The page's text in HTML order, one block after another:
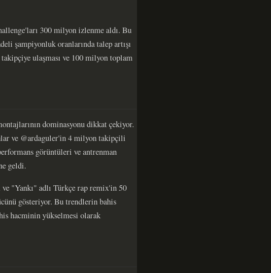
300 milyon izlenme aldı. Bu
şampiyonluk oranlarında talep artışı
ulaşması ve 100 milyon toplam
dominasyonu dikkat çekiyor.
ve @ardaguler'in 4 milyon takipçili
görüntüleri ve antrenman
geldi.
"Yankı" adlı Türkçe rap remix'in 50
gösteriyor. Bu trendlerin bahis
hacminin yükselmesi olarak